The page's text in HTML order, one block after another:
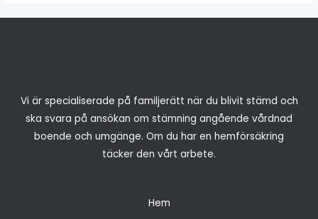
Vi är specialiserade på familjerätt när du blivit stämd och
ska svara på ansökan om stämning angående vårdnad
boende och umgänge. Om du har en hemförsäkring
täcker den vårt arbete.
Hem